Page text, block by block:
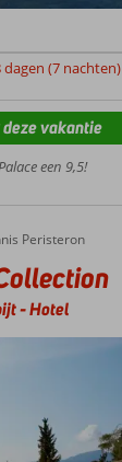
dagen (7 nachten)
een 9,5!
vakantie
Peristeron
-Hotel